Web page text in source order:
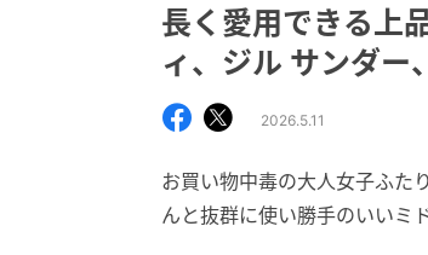
長く愛用できる上
ィ、ジル サンダー
2026.5.11
お買い物中毒の大人女子ふた
んと抜群に使い勝手のいいミ